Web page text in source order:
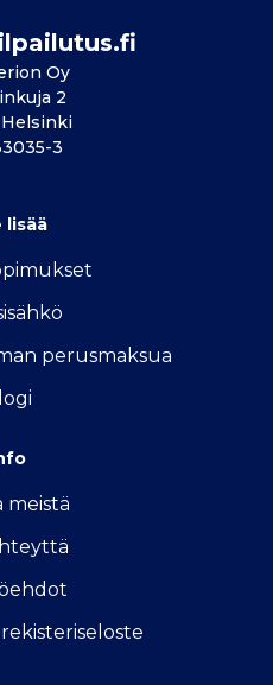
Oy
2
3
lisää
t
perusmaksua
meistä